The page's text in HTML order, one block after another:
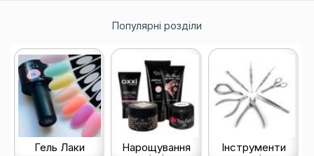
Популярні розділи
Гель Лаки
Нарощування
Інструменти